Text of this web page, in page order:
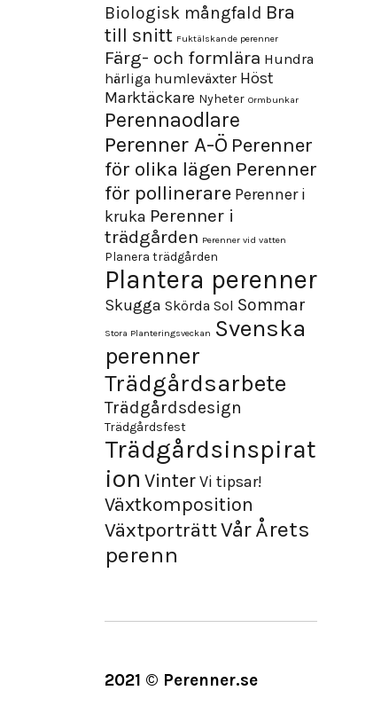
Biologisk mångfald Bra
till snitt Fuktälskande perenner
Färg- och formlära Hundra
härliga humleväxter Höst
Marktäckare Nyheter Ormbunkar
Perennaodlare
Perenner A-Ö Perenner
för olika lägen Perenner
för pollinerare Perenner i
kruka Perenner i
trädgården Perenner vid vatten
Planera trädgården
Plantera perenner
Skugga Skörda Sol Sommar
Stora Planteringsveckan Svenska
perenner
Trädgårdsarbete
Trädgårdsdesign
Trädgårdsfest
Trädgårdsinspirat
ion VinterVi tipsar!
Växtkomposition
VäxtporträttVårÅrets
perenn
2021 © Perenner.se